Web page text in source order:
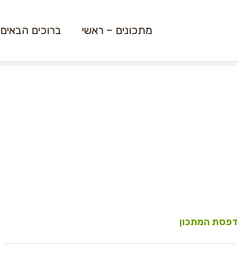
מתכונים – ראשי ברוכים הבאים
המתכון